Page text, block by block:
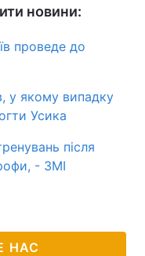
новини:
проведе до
у якому випадку
Усика
після
- ЗМІ
НАС